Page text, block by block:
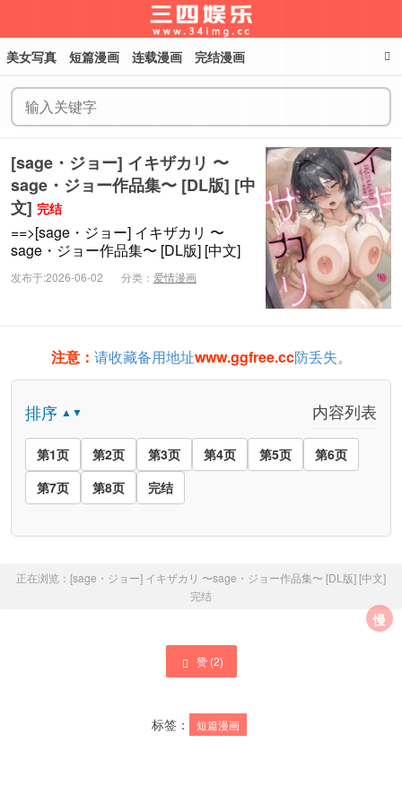
美女写真 短篇漫画 连载漫画 完结漫画
[sage・ジョー] イキザカリ 〜
sage・ジョー作品集〜 [DL版] [中
文] 完结
==>[sage・ジョー] イキザカリ 〜
sage・ジョー作品集〜 [DL版] [中文]
发布于:2026-06-02 分类： 爱情漫画
注意： 请收藏备用地址www.ggfree.cc防丢失。
排序 ▲▼ 内容列表
第1页 第2页 第3页 第4页 第5页
第6页
第7页
第8页 完结
正在浏览： [sage・ジョー] イキザカリ 〜sage・ジョー作品集〜 [DL版] [中文]
完结
赞 (2)
标签： 短篇漫画
慢